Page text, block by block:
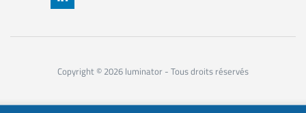
Copyright © 2026 luminator - Tous droits réservés